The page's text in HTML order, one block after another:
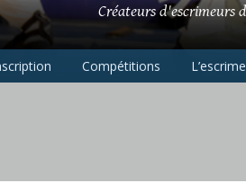
Créateurs d'escrimeurs
Compétitions